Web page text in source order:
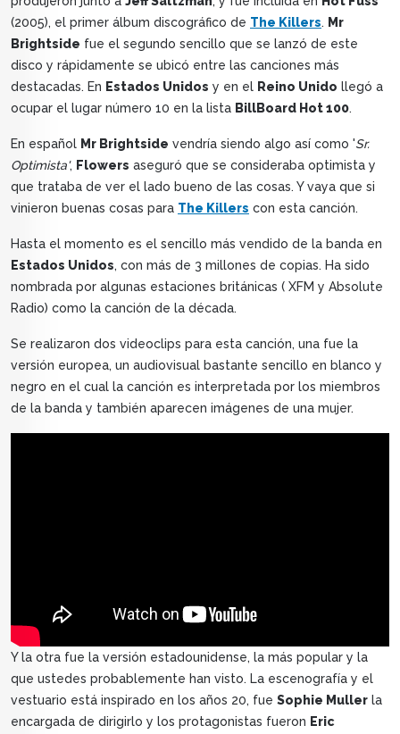
(2005), el primer álbum discográfico de The Killers. Mr
Brightside fue el segundo sencillo que se lanzó de este
disco y rápidamente se ubicó entre las canciones más
destacadas. En Estados Unidos y en el Reino Unido llegó a
ocupar el lugar número 10 en la lista BillBoard Hot 100.
En español Mr Brightside vendría siendo algo así como 'Sr.
Optimista', Flowers aseguró que se consideraba optimista y
que trataba de ver el lado bueno de las cosas. Y vaya que si
vinieron buenas cosas para The Killers con esta canción.
Hasta el momento es el sencillo más vendido de la banda en
Estados Unidos, con más de 3 millones de copias. Ha sido
nombrada por algunas estaciones británicas ( XFM y Absolute
Radio) como la canción de la década.
Se realizaron dos videoclips para esta canción, una fue la
versión europea, un audiovisual bastante sencillo en blanco y
negro en el cual la canción es interpretada por los miembros
de la banda y también aparecen imágenes de una mujer.
Y la otra fue la versión estadounidense, la más popular y la
que ustedes probablemente han visto. La escenografía y el
vestuario está inspirado en los años 20, fue Sophie Muller la
encargada de dirigirlo y los protagonistas fueron Eric